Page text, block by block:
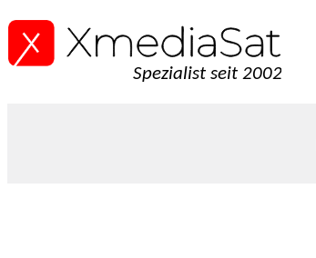
Spezialist seit 2002